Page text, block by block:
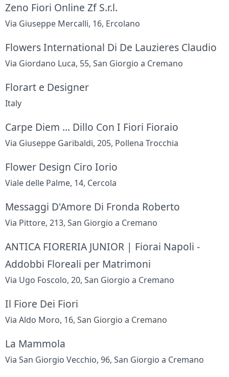
Zeno Fiori Online Zf S.r.l.
Via Giuseppe Mercalli, 16, Ercolano
Flowers International Di De Lauzieres Claudio
Via Giordano Luca, 55, San Giorgio a Cremano
Florart e Designer
Italy
Carpe Diem ... Dillo Con I Fiori Fioraio
Via Giuseppe Garibaldi, 205, Pollena Trocchia
Flower Design Ciro Iorio
Viale delle Palme, 14, Cercola
Messaggi D'Amore Di Fronda Roberto
Via Pittore, 213, San Giorgio a Cremano
ANTICA FIORERIA JUNIOR | Fiorai Napoli -
Addobbi Floreali per Matrimoni
Via Ugo Foscolo, 20, San Giorgio a Cremano
Il Fiore Dei Fiori
Via Aldo Moro, 16, San Giorgio a Cremano
La Mammola
Via San Giorgio Vecchio, 96, San Giorgio a Cremano